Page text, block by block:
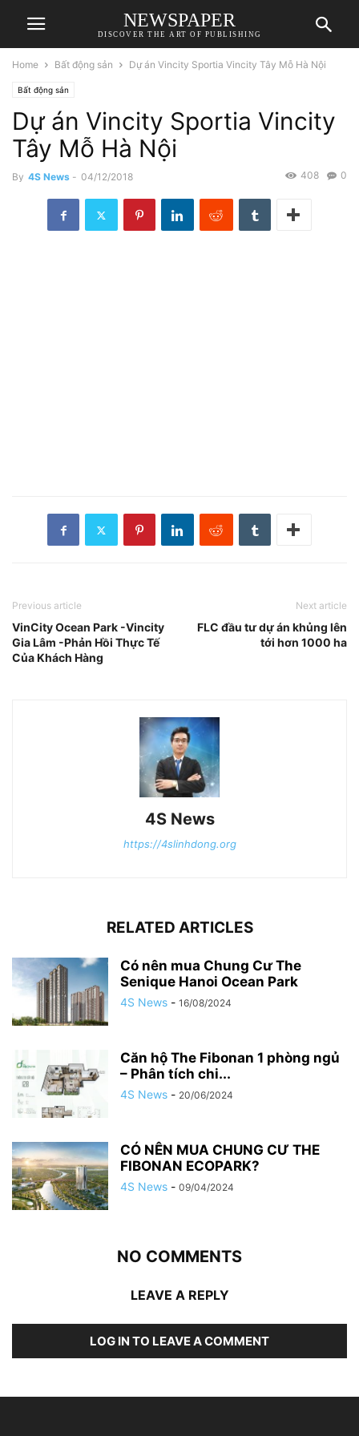
NEWSPAPER
DISCOVER THE ART OF PUBLISHING
Home Bất động sản Dự án Vincity Sportia Vincity Tây Mỗ Hà Nội
Bất động sản
Dự án Vincity Sportia Vincity
Tây Mỗ Hà Nội
By 4S News - 04/12/2018 0
408
Previous article
VinCity Ocean Park -Vincity
Gia Lâm -Phản Hồi Thực Tế
Của Khách Hàng
Next article
FLC đầu tư dự án khủng lên
tới hơn 1000 ha
4S News
https://4slinhdong.org
RELATED ARTICLES
Có nên mua Chung Cư The
Senique Hanoi Ocean Park
4S News - 16/08/2024
Căn hộ The Fibonan 1 phòng ngủ
– Phân tích chi...
4S News - 20/06/2024
CÓ NÊN MUA CHUNG CƯ THE
FIBONAN ECOPARK?
4S News - 09/04/2024
NO COMMENTS
LEAVE A REPLY
LOG IN TO LEAVE A COMMENT